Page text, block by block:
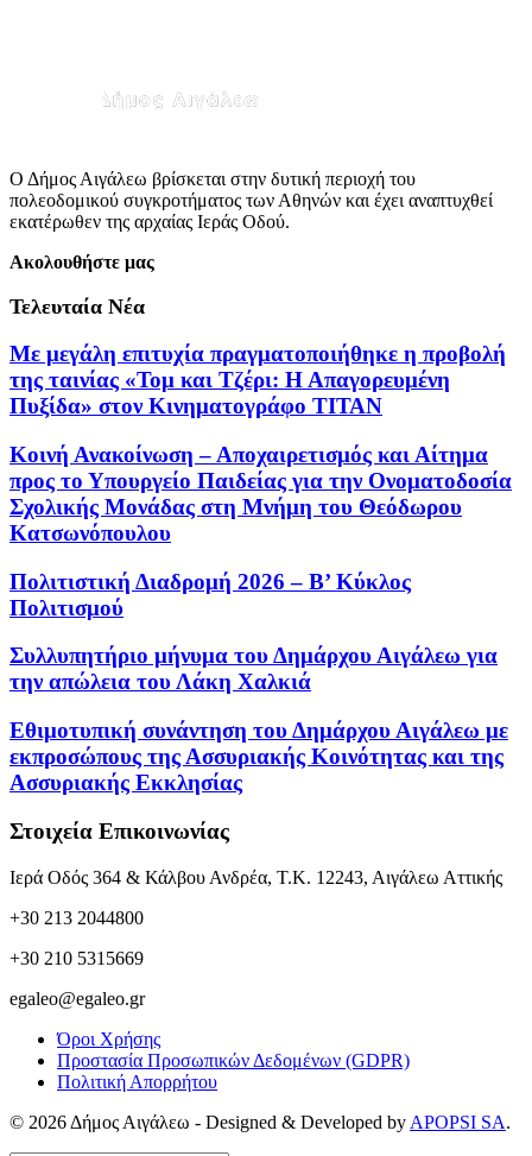
Ο Δήμος Αιγάλεω βρίσκεται στην δυτική περιοχή του
πολεοδομικού συγκροτήματος των Αθηνών και έχει αναπτυχθεί
εκατέρωθεν της αρχαίας Ιεράς Οδού.
Ακολουθήστε μας
Τελευταία Νέα
Με μεγάλη επιτυχία πραγματοποιήθηκε η προβολή
της ταινίας «Τομ και Τζέρι: Η Απαγορευμένη
Πυξίδα» στον Κινηματογράφο ΤΙΤΑΝ
Κοινή Ανακοίνωση – Αποχαιρετισμός και Αίτημα
προς το Υπουργείο Παιδείας για την Ονοματοδοσία
Σχολικής Μονάδας στη Μνήμη του Θεόδωρου
Κατσωνόπουλου
Πολιτιστική Διαδρομή 2026 – Β’ Κύκλος
Πολιτισμού
Συλλυπητήριο μήνυμα του Δημάρχου Αιγάλεω για
την απώλεια του Λάκη Χαλκιά
Εθιμοτυπική συνάντηση του Δημάρχου Αιγάλεω με
εκπροσώπους της Ασσυριακής Κοινότητας και της
Ασσυριακής Εκκλησίας
Στοιχεία Επικοινωνίας
Ιερά Οδός 364 & Κάλβου Ανδρέα, Τ.Κ. 12243, Αιγάλεω Αττικής
+30 213 2044800
+30 210 5315669
egaleo@egaleo.gr
Όροι Χρήσης
Προστασία Προσωπικών Δεδομένων (GDPR)
Πολιτική Απορρήτου
© 2026 Δήμος Αιγάλεω - Designed & Developed by APOPSI SA.